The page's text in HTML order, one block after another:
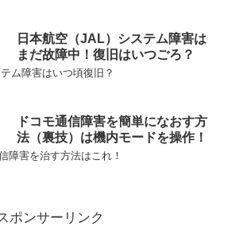
日本航空（JAL）システム障害は
まだ故障中！復旧はいつごろ？
ム障害はいつ頃復旧？
ドコモ通信障害を簡単になおす方
法（裏技）は機内モードを操作！
障害を治す方法はこれ！
ポンサーリンク